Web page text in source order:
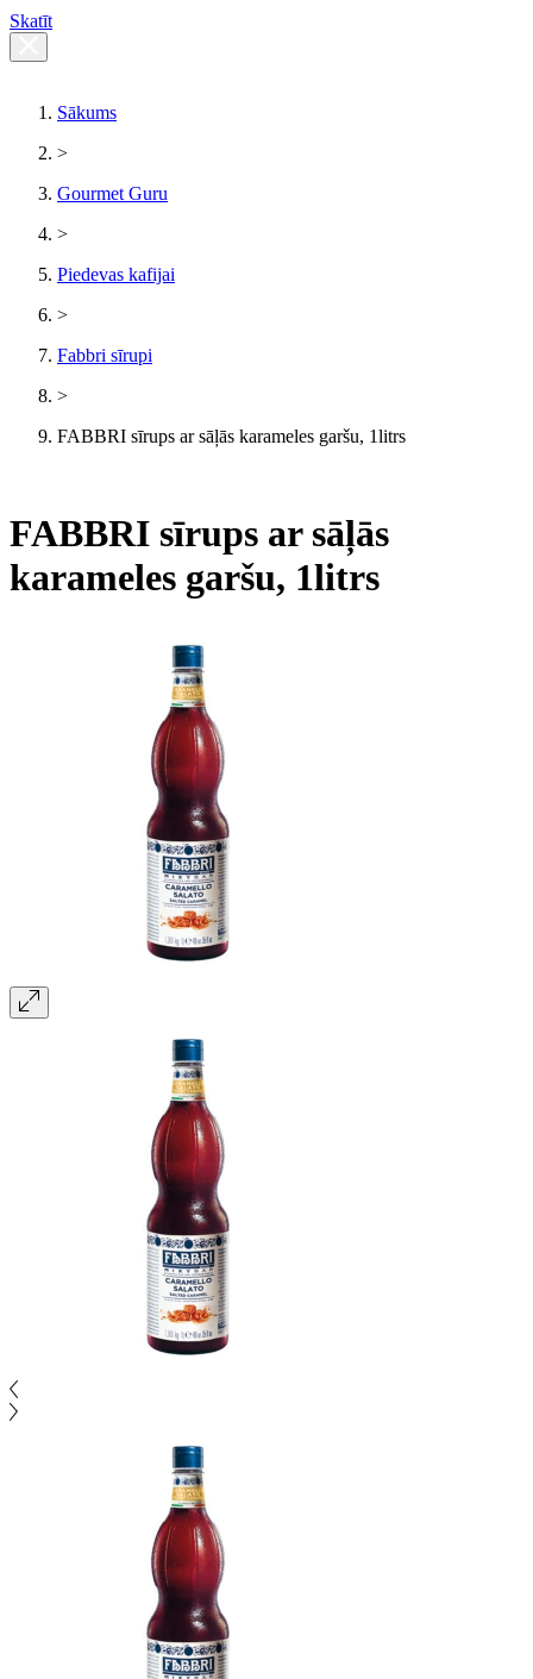
Skatīt
Sākums
>
Gourmet Guru
>
Piedevas kafijai
>
Fabbri sīrupi
>
FABBRI sīrups ar sāļās karameles garšu, 1litrs
FABBRI sīrups ar sāļās
karameles garšu, 1litrs